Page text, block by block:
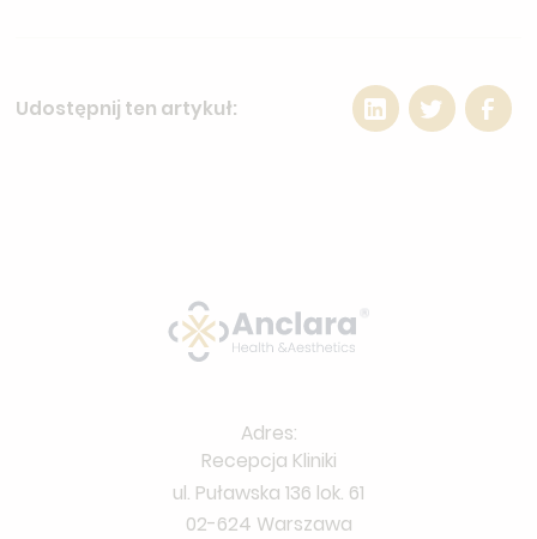
Udostępnij ten artykuł:
Adres:
Recepcja Kliniki
ul. Puławska 136 lok. 61
02-624 Warszawa